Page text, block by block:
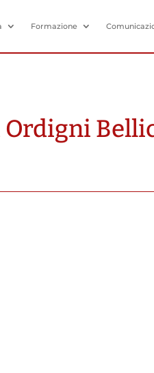
Formazione
Ordigni